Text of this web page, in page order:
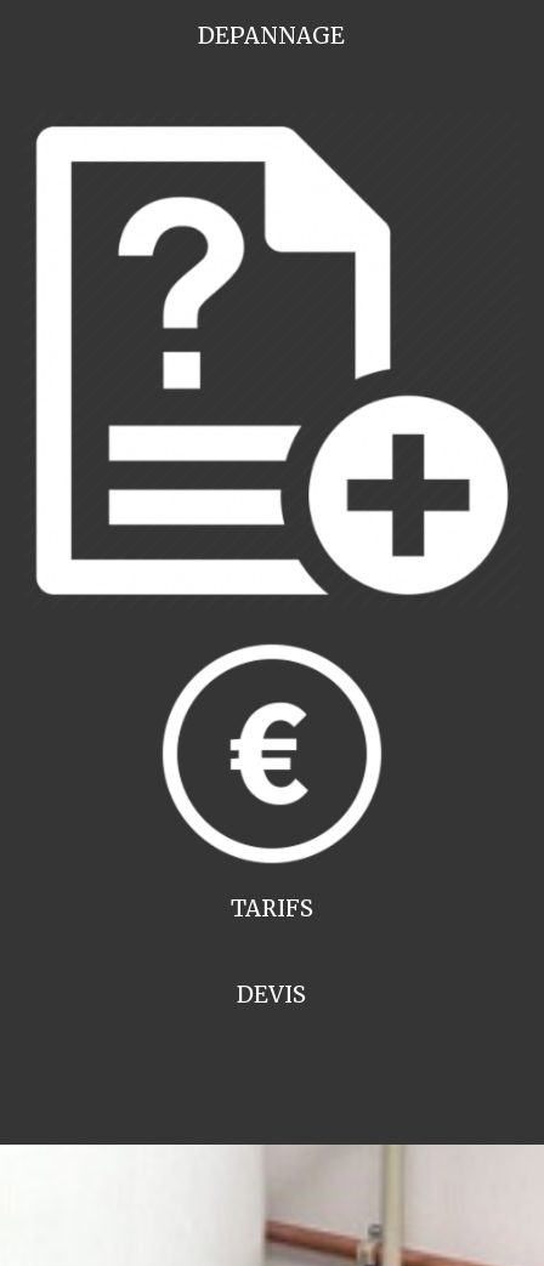
DEPANNAGE
TARIFS
DEVIS